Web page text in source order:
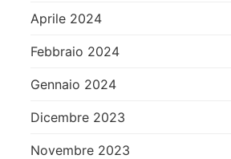
Aprile 2024
Febbraio 2024
Gennaio 2024
Dicembre 2023
Novembre 2023